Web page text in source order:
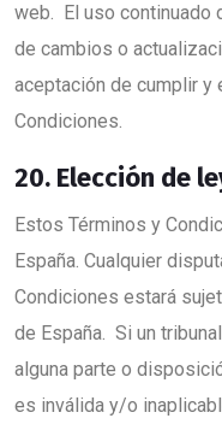
web. El uso continuado
de cambios o
aceptación de cumplir
Condiciones.
20. Elección de
Estos Términos y
España. Cualquier
Condiciones estará
de España. Si un
alguna parte o
es inválida y/o